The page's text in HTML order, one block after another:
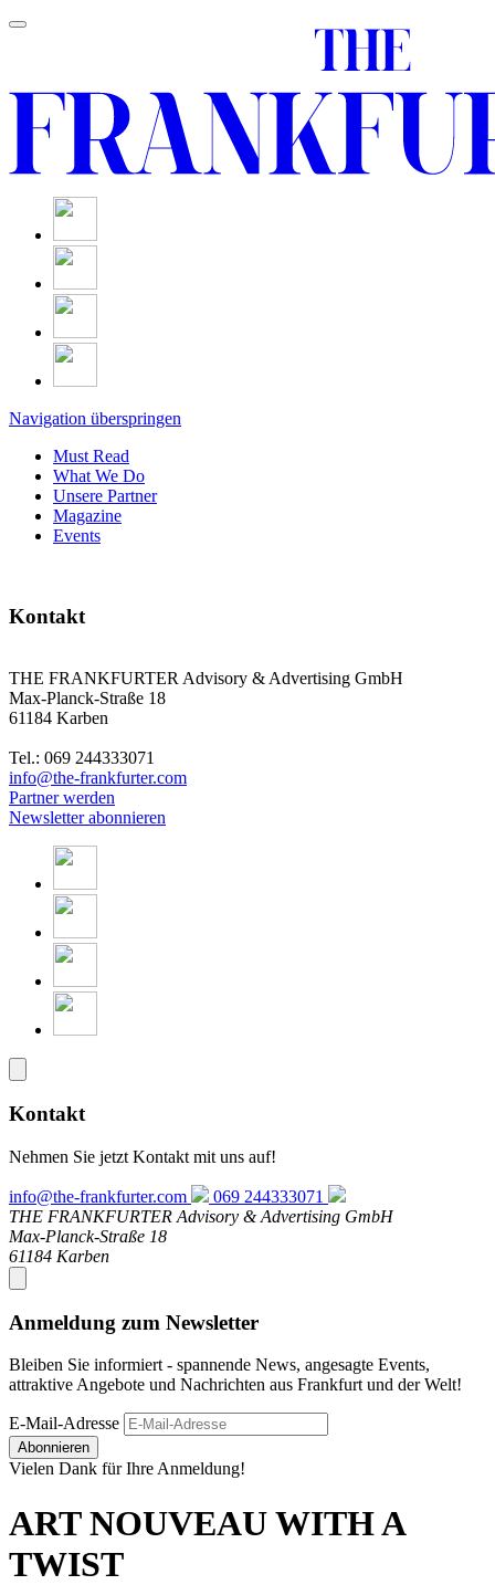
Navigation überspringen
Must Read
What We Do
Unsere Partner
Magazine
Events
Kontakt
THE FRANKFURTER Advisory & Advertising GmbH
Max-Planck-Straße 18
61184 Karben
Tel.: 069 244333071
info@the-frankfurter.com
Partner werden
Newsletter abonnieren
Kontakt
Nehmen Sie jetzt Kontakt mit uns auf!
info@the-frankfurter.com
069 244333071
THE FRANKFURTER Advisory & Advertising GmbH
Max-Planck-Straße 18
61184 Karben
Anmeldung zum Newsletter
Bleiben Sie informiert - spannende News, angesagte Events,
attraktive Angebote und Nachrichten aus Frankfurt und der Welt!
E-Mail-Adresse
Abonnieren
Vielen Dank für Ihre Anmeldung!
ART NOUVEAU WITH A
TWIST